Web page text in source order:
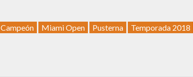
Campeón Miami Open Pusterna Temporada 2018